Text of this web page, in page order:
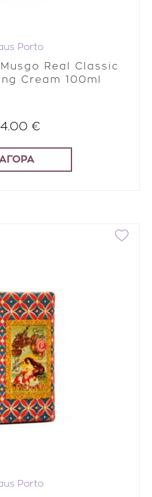
Porto
Real Classic
Cream 100ml
€
ΑΓΟΡΑ
Porto